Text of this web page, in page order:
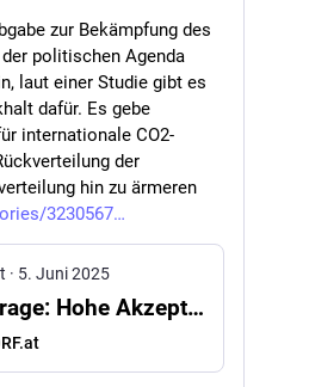
zur Bekämpfung des
politischen Agenda
laut einer Studie gibt es
dafür. Es gebe
internationale CO2-
der
hin zu ärmeren
3230567
· 5. Juni 2025
Umfrage: Hohe Akzeptanz für globale CO2-Abgabe